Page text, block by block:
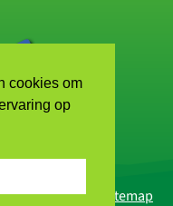
cookies om
op
Sitemap